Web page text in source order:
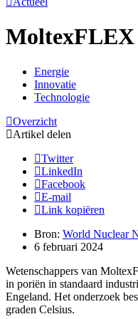
MoltexFLEX
Energie
Innovatie
Technologie
Overzicht
Artikel delen
Twitter
LinkedIn
Facebook
E-mail
Link kopiëren
Bron: World Nuclear
6 februari 2024
Wetenschappers van
in poriën in standaard
Engeland. Het onderzoek
graden Celsius.